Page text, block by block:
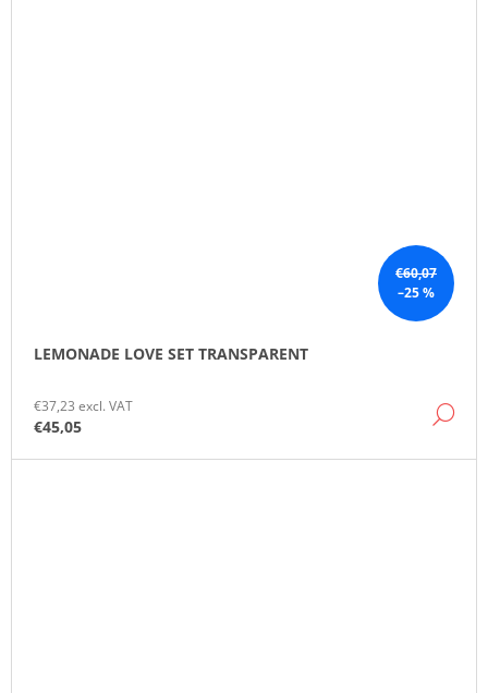
€60,07
–25 %
LEMONADE LOVE SET TRANSPARENT
€37,23 excl. VAT
€45,05